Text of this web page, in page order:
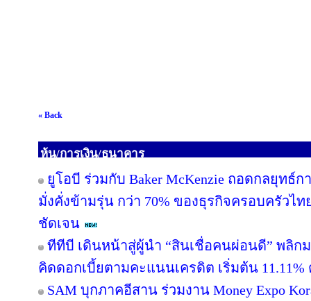
« Back
หุ้น/การเงิน/ธนาคาร
ยูโอบี ร่วมกับ Baker McKenzie ถอดกลยุทธ์
มั่งคั่งข้ามรุ่น กว่า 70% ของธุรกิจครอบครัวไ
ชัดเจน
ทีทีบี เดินหน้าสู่ผู้นำ “สินเชื่อคนผ่อนดี” พลิก
คิดดอกเบี้ยตามคะแนนเครดิต เริ่มต้น 11.11%
SAM บุกภาคอีสาน ร่วมงาน Money Expo